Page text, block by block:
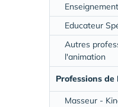
Enseignement
Educateur
Autres
l'animation
Professions
Masseur -